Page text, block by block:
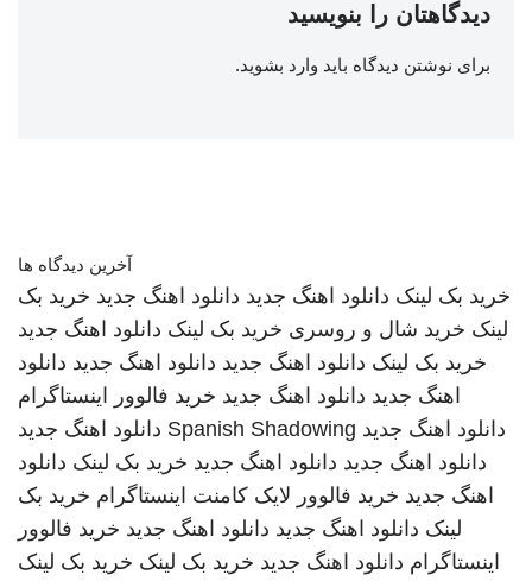
دیدگاهتان را بنویسید
برای نوشتن دیدگاه باید وارد بشوید.
آخرین دیدگاه ها
خرید بک لینک دانلود اهنگ جدید دانلود اهنگ جدید خرید بک
لینک خرید شال و روسری خرید بک لینک دانلود اهنگ جدید
خرید بک لینک دانلود اهنگ جدید دانلود اهنگ جدید دانلود
اهنگ جدید دانلود اهنگ جدید خرید فالوور اینستاگرام
دانلود اهنگ جدید Spanish Shadowing دانلود اهنگ جدید
دانلود اهنگ جدید دانلود اهنگ جدید خرید بک لینک دانلود
اهنگ جدید خرید فالوور لایک کامنت اینستاگرام خرید بک
لینک دانلود اهنگ جدید دانلود اهنگ جدید خرید فالوور
اینستاگرام دانلود اهنگ جدید خرید بک لینک خرید بک لینک